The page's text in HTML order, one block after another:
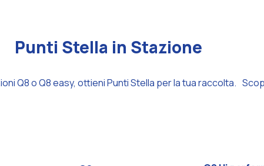
Punti Stella in Stazione
Q8 o Q8 easy, ottieni Punti Stella per la tua raccolta.